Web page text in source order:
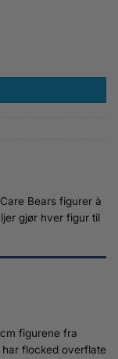
Blind Box antall
Bears figurer à
gjør hver figur til
figurene fra
flocked overflate